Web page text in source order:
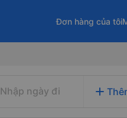
Đơn hàng của tôi
Nhập ngày đi add